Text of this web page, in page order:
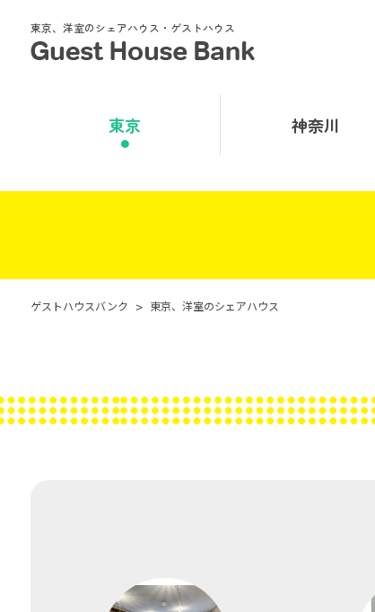
東京、洋室のシェアハウス・ゲストハウス
東京 神奈川
ゲストハウスバンク > 東京、洋室のシェアハウス